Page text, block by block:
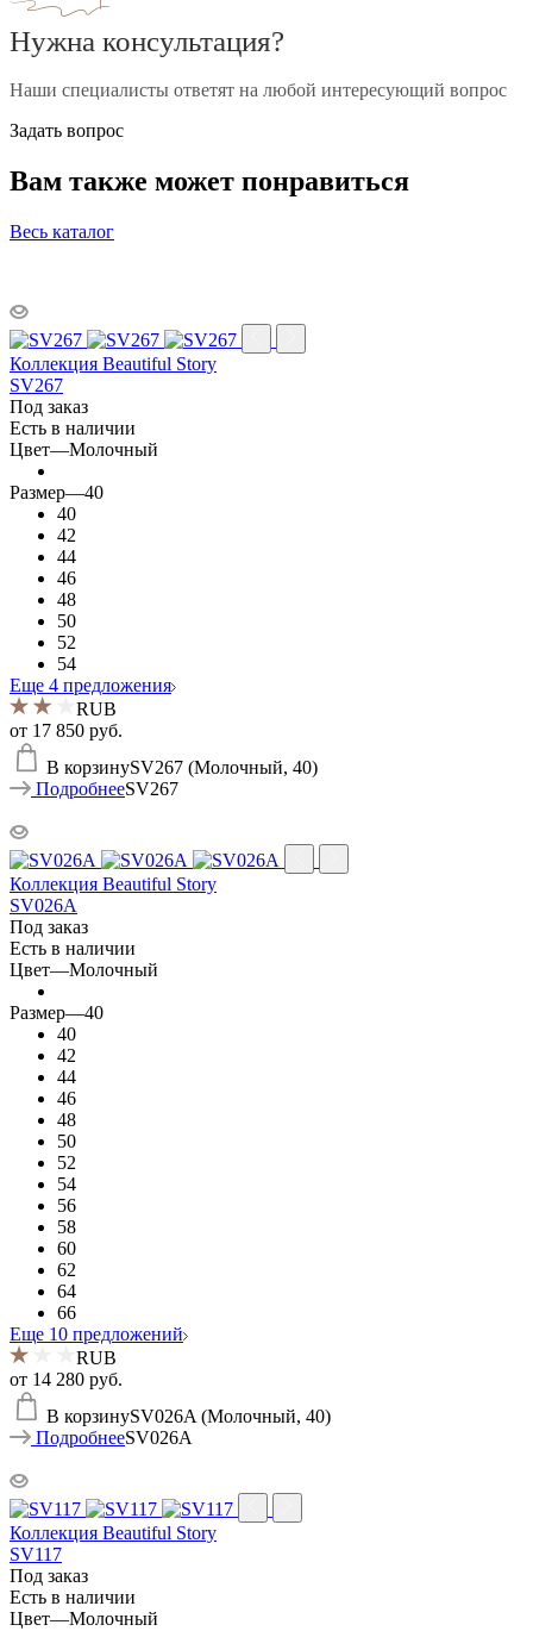
Нужна консультация?
Наши специалисты ответят на любой интересующий вопрос
Задать вопрос
Вам также может понравиться
Весь каталог
Коллекция Beautiful Story
SV267
Под заказ
Есть в наличии
Цвет—Молочный
Размер—40
40
42
44
46
48
50
52
54
Еще 4 предложения
RUB
от 17 850 руб.
В корзинуSV267 (Молочный, 40)
ПодробнееSV267
Коллекция Beautiful Story
SV026A
Под заказ
Есть в наличии
Цвет—Молочный
Размер—40
40
42
44
46
48
50
52
54
56
58
60
62
64
66
Еще 10 предложений
RUB
от 14 280 руб.
В корзинуSV026A (Молочный, 40)
ПодробнееSV026A
Коллекция Beautiful Story
SV117
Под заказ
Есть в наличии
Цвет—Молочный